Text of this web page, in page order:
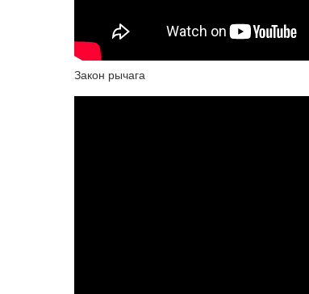
Закон рычага